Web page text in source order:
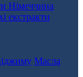
Німеччина
екстракти
Масла